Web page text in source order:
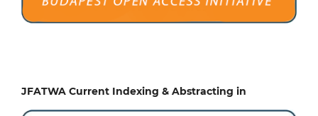
JFATWA Current Indexing & Abstracting in